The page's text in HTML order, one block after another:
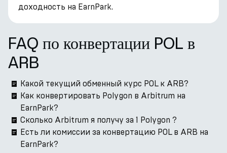
доходность на EarnPark.
FAQ по конвертации POL в
ARB
Какой текущий обменный курс POL к ARB?
Как конвертировать Polygon в Arbitrum на
EarnPark?
Сколько Arbitrum я получу за 1 Polygon ?
Есть ли комиссии за конвертацию POL в ARB на
EarnPark?